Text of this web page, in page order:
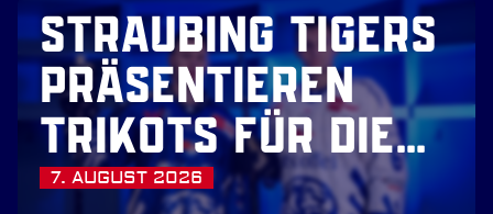
STRAUBING TIGERS
PRÄSENTIEREN
TRIKOTS FÜR DIE
SAISON 2026/27
7. AUGUST 2026